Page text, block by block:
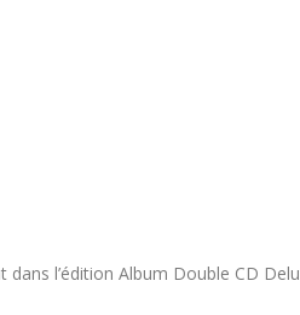
dans l’édition Album Double CD